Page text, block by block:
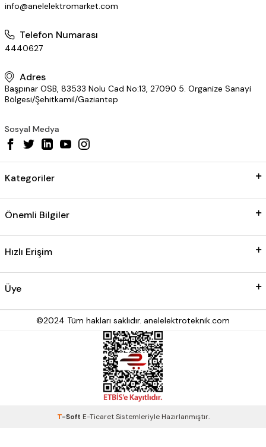
info@anelelektromarket.com
Telefon Numarası
4440627
Adres
Başpınar OSB, 83533 Nolu Cad No:13, 27090 5. Organize Sanayi
Bölgesi/Şehitkamil/Gaziantep
Sosyal Medya
Kategoriler
Önemli Bilgiler
Hızlı Erişim
Üye
©2024 Tüm hakları saklıdır. anelelektroteknik.com
T-Soft E-TicaretSistemleriyle Hazırlanmıştır.